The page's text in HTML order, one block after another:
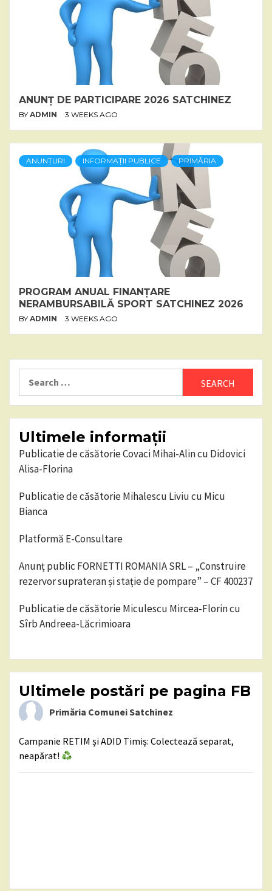
ANUNȚ DE PARTICIPARE 2026 SATCHINEZ
BY ADMIN 3 WEEKS AGO
ANUNȚURI INFORMAȚII PUBLICE PRIMĂRIA
PROGRAM ANUAL FINANȚARE
NERAMBURSABILĂ SPORT SATCHINEZ 2026
BY ADMIN 3 WEEKS AGO
Ultimele informații
Publicatie de căsătorie Covaci Mihai-Alin cu Didovici
Alisa-Florina
Publicatie de căsătorie Mihalescu Liviu cu Micu
Bianca
Platformă E-Consultare
Anunț public FORNETTI ROMANIA SRL – „Construire
rezervor suprateran și stație de pompare” – CF 400237
Publicatie de căsătorie Miculescu Mircea-Florin cu
Sîrb Andreea-Lăcrimioara
Ultimele postări pe pagina FB
Primăria Comunei Satchinez
Campanie RETIM și ADID Timiș: Colectează separat,
neapărat!